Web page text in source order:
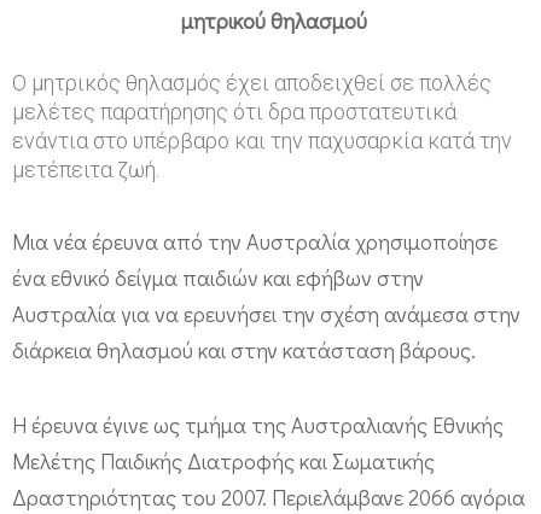
κ
α
ι
α
χ
υ
σ
ρ
κ
μητρικού θηλασμού
Ο μητρικός θηλασμός έχει αποδειχθεί σε πολλές
μελέτες παρατήρησης ότι δρα προστατευτικά
ενάντια στο υπέρβαρο και την παχυσαρκία κατά την
μετέπειτα ζωή.
Μια νέα έρευνα από την Αυστραλία χρησιμοποίησε
ένα εθνικό δείγμα παιδιών και εφήβων στην
Αυστραλία για να ερευνήσει την σχέση ανάμεσα στην
διάρκεια θηλασμού και στην κατάσταση βάρους.
Η έρευνα έγινε ως τμήμα της Αυστραλιανής Εθνικής
Μελέτης Παιδικής Διατροφής και Σωματικής
Δραστηριότητας του 2007. Περιελάμβανε 2066 αγόρια